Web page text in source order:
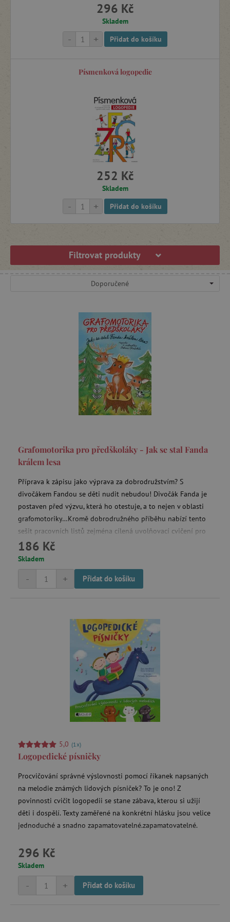
296 Kč
Skladem
+
- Přidat do košíku
Písmenková logopedie
252 Kč
Skladem
+
- Přidat do košíku
Filtrovat produkty
Doporučené
Grafomotorika pro předškoláky - Jak se stal Fanda
králem lesa
Příprava k zápisu jako výprava za dobrodružstvím? S
divočákem Fandou se děti nudit nebudou! Divočák Fanda je
postaven před výzvu, která ho otestuje, a to nejen v oblasti
grafomotoriky…Kromě dobrodružného příběhu nabízí tento
sešit pracovních listů zejména cílená uvolňovací cvičení pro
ruku, úkoly na posílení koncentrace a rozvoj zrakového
rozlišování.
186 Kč
Skladem
+
- Přidat do košíku
5,0 (1x)
Logopedické písničky
Procvičování správné výslovnosti pomocí říkanek napsaných
na melodie známých lidových písniček? To je ono! Z
povinnosti cvičit logopedii se stane zábava, kterou si užijí
děti i dospělí. Texty zaměřené na konkrétní hlásku jsou velice
jednoduché a snadno zapamatovatelné.zapamatovatelné.
296 Kč
Skladem
+
- Přidat do košíku